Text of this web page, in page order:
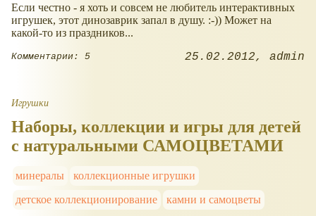
Если честно - я хоть и совсем не любитель интерактивных
игрушек, этот динозаврик запал в душу. :-)) Может на
какой-то из праздников...
Комментарии: 5 25.02.2012 admin
Игрушки
Наборы, коллекции и игры для детей
с натуральными САМОЦВЕТАМИ
минералы
коллекционные игрушки
детское коллекционирование
камни и самоцветы